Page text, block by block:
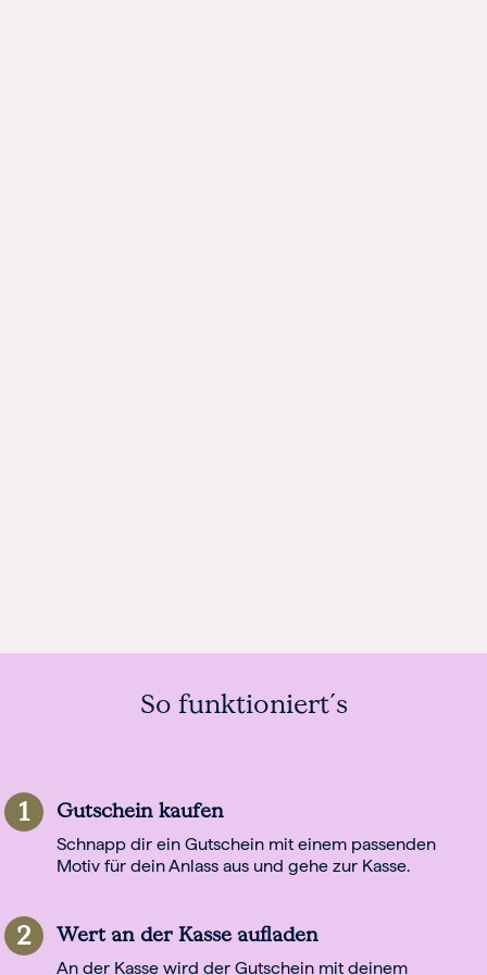
So funktioniert´s
1 Gutschein kaufen
Schnapp dir ein Gutschein mit einem passenden
Motiv für dein Anlass aus und gehe zur Kasse.
2 Wert an der Kasse aufladen
An der Kasse wird der Gutschein mit deinem